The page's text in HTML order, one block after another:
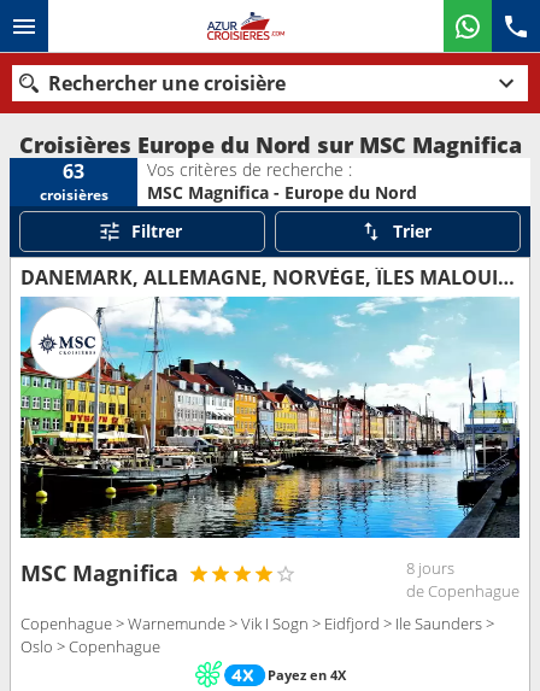
Rechercher une croisière
Nos destinations
Mois de départ
Ports Compagnies
Rechercher
Croisières Europe du Nord sur MSC Magnifica
63
croisières
Vos critères de recherche :
MSC Magnifica - Europe du Nord
Filtrer
Trier
DANEMARK, ALLEMAGNE, NORVÈGE, ÎLES MALOUINES
MSC Magnifica
8 jours
de Copenhague
Copenhague > Warnemunde > Vik I Sogn > Eidfjord > Ile Saunders >
Oslo > Copenhague
Payez en 4X